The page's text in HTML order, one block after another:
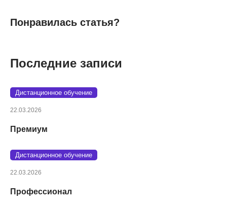
Понравилась статья?
Последние записи
Дистанционное обучение
22.03.2026
Премиум
Дистанционное обучение
22.03.2026
Профессионал